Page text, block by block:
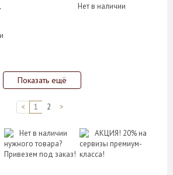
Нет в наличии
Показать ещё
< 1 2 >
Нет в наличии
нужного товара?
Привезем под заказ!
АКЦИЯ! 20% на
сервизы премиум-
класса!